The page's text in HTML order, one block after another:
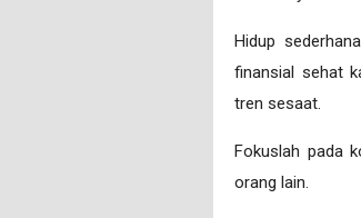
Hidup
finansial sehat
tren sesaat.
Fokuslah pada
orang lain.